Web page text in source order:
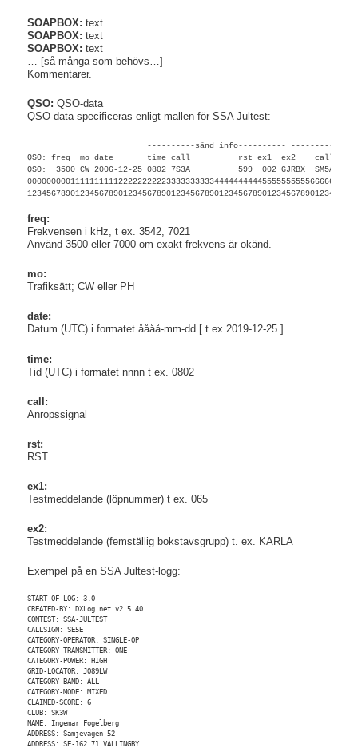
SOAPBOX: text
SOAPBOX: text
SOAPBOX: text
… [så många som behövs…]
Kommentarer.
QSO: QSO-data
QSO-data specificeras enligt mallen för SSA Jultest:
----------sänd info---------- ----------
QSO: freq  mo date       time call          rst ex1  ex2    call
QSO:  3500 CW 2006-12-25 0802 7S3A          599  002 GJRBX  SM5ALJ
freq:
Frekvensen i kHz, t ex. 3542, 7021
Använd 3500 eller 7000 om exakt frekvens är okänd.
mo:
Trafiksätt; CW eller PH
date:
Datum (UTC) i formatet åååå-mm-dd [ t ex 2019-12-25 ]
time:
Tid (UTC) i formatet nnnn t ex. 0802
call:
Anropssignal
rst:
RST
ex1:
Testmeddelande (löpnummer) t ex. 065
ex2:
Testmeddelande (femställig bokstavsgrupp) t. ex. KARLA
Exempel på en SSA Jultest-logg:
START-OF-LOG: 3.0
CREATED-BY: DXLog.net v2.5.40
CONTEST: SSA-JULTEST
CALLSIGN: SE5E
CATEGORY-OPERATOR: SINGLE-OP
CATEGORY-TRANSMITTER: ONE
CATEGORY-POWER: HIGH
GRID-LOCATOR: JO89LW
CATEGORY-BAND: ALL
CATEGORY-MODE: MIXED
CLAIMED-SCORE: 6
CLUB: SK3W
NAME: Ingemar Fogelberg
ADDRESS: Samjevagen 52
ADDRESS: SE-162 71 VALLINGBY